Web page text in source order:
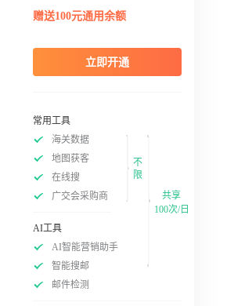
赠送100元通用余额
立即开通
常用工具
海关数据
地图获客
在线搜
广交会采购商
不
限
AI工具
AI智能营销助手
智能搜邮
邮件检测
共享
100次/日